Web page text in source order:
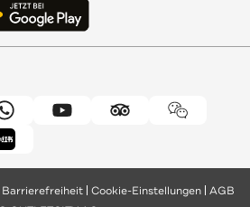
Barrierefreiheit Cookie-Einstellungen AGB